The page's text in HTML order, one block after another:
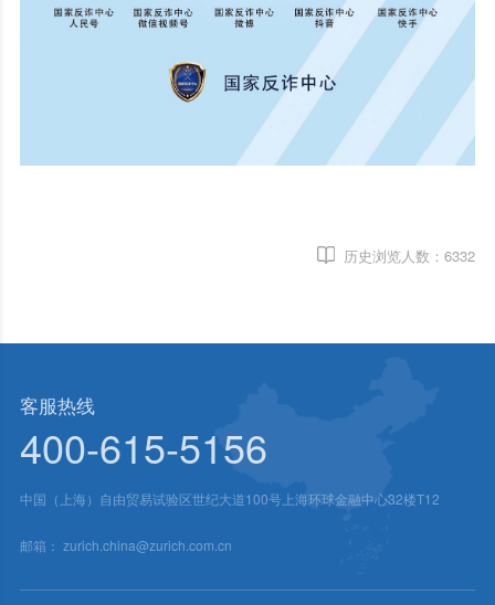
历史浏览人数： 6332
客服热线
400-615-5156
中国（上海）自由贸易试验区世纪大道100号上海环球金融中心32楼T12
邮箱： zurich.china@zurich.com.cn